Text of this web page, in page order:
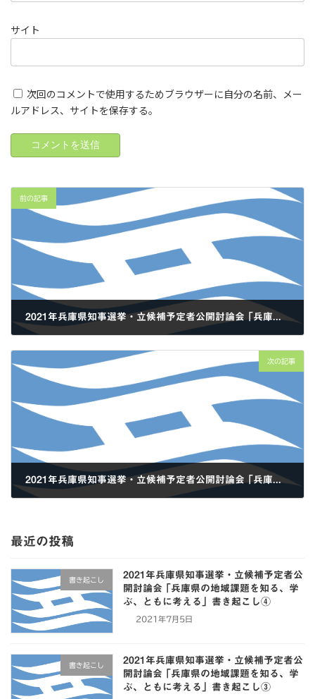
サイト
次回のコメントで使用するためブラウザーに自分の名前、メー
ルアドレス、サイトを保存する。
前の記事
2021年兵庫県知事選挙・立候補予定者公開討論会 ｢兵庫県の地域課題を知る、学ぶ、ともに考える」書き起こし①
次の記事
2021年兵庫県知事選挙・立候補予定者公開討論会 ｢兵庫県の地域課題を知る、学ぶ、ともに考える」書き起こし③
最近の投稿
書き起こし
2021年兵庫県知事選挙・立候補予定者公
開討論会 ｢兵庫県の地域課題を知る、学
ぶ、ともに考える」書き起こし④
2021年7月5日
書き起こし
2021年兵庫県知事選挙・立候補予定者公
開討論会 ｢兵庫県の地域課題を知る、学
ぶ、ともに考える」書き起こし③